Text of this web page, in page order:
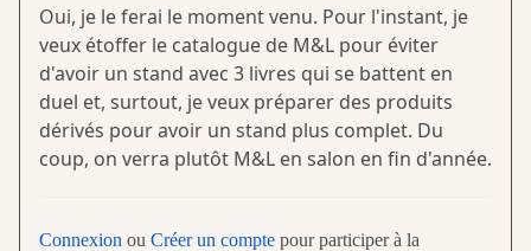
Oui, je le ferai le moment venu. Pour l'instant, je
veux étoffer le catalogue de M&L pour éviter
d'avoir un stand avec 3 livres qui se battent en
duel et, surtout, je veux préparer des produits
dérivés pour avoir un stand plus complet. Du
coup, on verra plutôt M&L en salon en fin d'année.
Connexion ou Créer un compte pour participer à la